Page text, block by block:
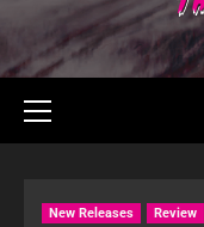
New Releases Review